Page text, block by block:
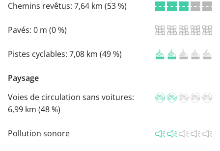
Chemins revêtus: 7,64 km (53 %)
Pavés: 0 m (0 %)
Pistes cyclables: 7,08 km (49 %)
Paysage
Voies de circulation sans voitures:
6,99 km (48 %)
Pollution sonore